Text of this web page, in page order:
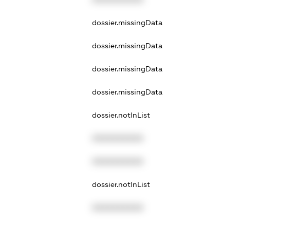
dossier.missingData
dossier.missingData
dossier.missingData
dossier.missingData
dossier.notInList
dossier.notInList